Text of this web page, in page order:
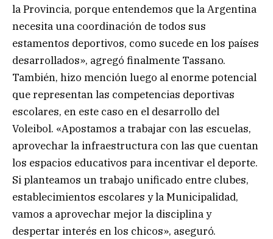
la Provincia, porque entendemos que la Argentina
necesita una coordinación de todos sus
estamentos deportivos, como sucede en los países
desarrollados», agregó finalmente Tassano.
También, hizo mención luego al enorme potencial
que representan las competencias deportivas
escolares, en este caso en el desarrollo del
Voleibol. «Apostamos a trabajar con las escuelas,
aprovechar la infraestructura con las que cuentan
los espacios educativos para incentivar el deporte.
Si planteamos un trabajo unificado entre clubes,
establecimientos escolares y la Municipalidad,
vamos a aprovechar mejor la disciplina y
despertar interés en los chicos», aseguró.